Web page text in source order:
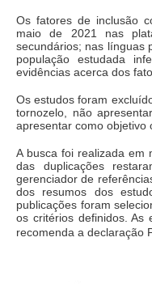
Os fatores de inclusão
maio de 2021 nas
secundários; nas línguas
população estudada
evidências acerca dos
Os estudos foram
tornozelo, não
apresentar como objetivo
A busca foi realizada em
das duplicações
gerenciador de
dos resumos dos
publicações foram
os critérios definidos. As
recomenda a declaração